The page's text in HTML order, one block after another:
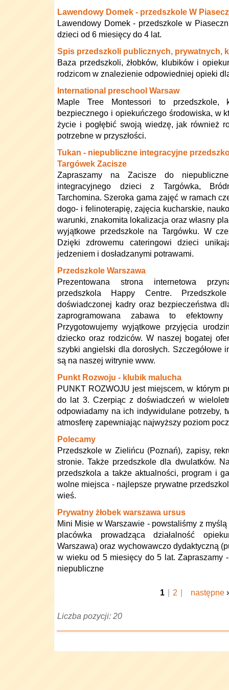
Lawendowy Domek - przedszkole W
Lawendowy Domek - przedszkole w
dzieci od 6 miesięcy do 4 lat.
Spis przedszkoli publicznych, prywatnych,
Baza przedszkoli, żłobków, klubików i
rodzicom w znalezienie odpowiedniej opieki
International preschool Warsaw
Maple Tree Montessori to przedszkole,
bezpiecznego i opiekuńczego środowiska, w
życie i pogłębić swoją wiedzę, jak również
potrzebne w przyszłości.
Tukan - niepubliczne integracyjne
Targówek Zacisze
Zapraszamy na Zacisze do
integracyjnego dzieci z Targówka,
Tarchomina. Szeroka gama zajęć w ramach
dogo- i felinoterapię, zajęcia kucharskie,
warunki, znakomita lokalizacja oraz własny
wyjątkowe przedszkole na Targówku. W
Dzięki zdrowemu cateringowi dzieci
jedzeniem i dosładzanymi potrawami.
Przedszkole Warszawa
Prezentowana strona internetowa
przedszkola Happy Centre.
doświadczonej kadry oraz bezpieczeństwa
zaprogramowana zabawa to
Przygotowujemy wyjątkowe przyjęcia
dziecko oraz rodziców. W naszej bogatej
szybki angielski dla dorosłych. Szczegółowe
są na naszej witrynie www.
Punkt Rozwoju - klubik malucha
PUNKT ROZWOJU jest miejscem, w którym
do lat 3. Czerpiąc z doświadczeń w
odpowiadamy na ich indywidulane potrzeby,
atmosferę zapewniając najwyższy poziom
Polecamy
Przedszkole w Zielińcu (Poznań), zapisy,
stronie. Także przedszkole dla dwulatków.
przedszkola a także aktualności, program i
wolne miejsca - najlepsze prywatne
wieś.
Prywatny żłobek warszawa ursus
Mini Misie w Warszawie - powstaliśmy z
placówka prowadząca działalność
Warszawa) oraz wychowawczo dydaktyczną
w wieku od 5 miesięcy do 5 lat. Zapraszamy
niepubliczne
1 | 2 | następne
Liczba pozycji: 20